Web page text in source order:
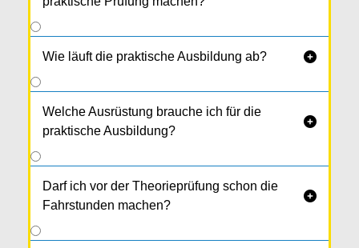
Wie läuft die praktische Ausbildung ab? 
Welche Ausrüstung brauche ich für die
praktische Ausbildung?

Darf ich vor der Theorieprüfung schon die
Fahrstunden machen?
